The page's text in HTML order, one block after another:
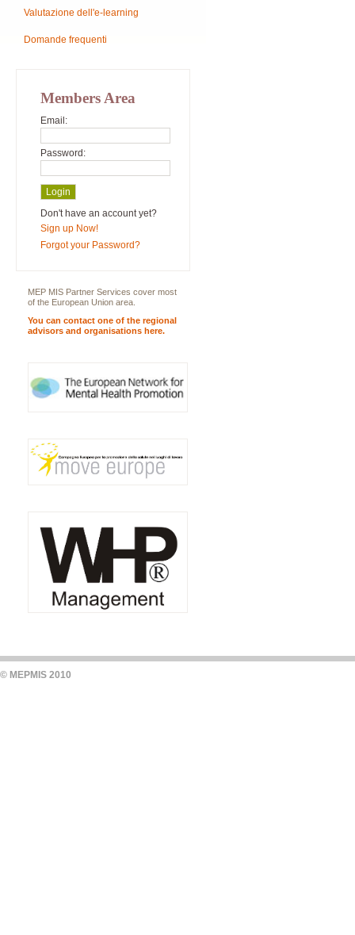
Valutazione dell'e-learning
Domande frequenti
Members Area
Email:
Password:
Don't have an account yet?
Sign up Now!
Forgot your Password?
MEP MIS Partner Services cover most
of the European Union area.
You can contact one of the regional
advisors and organisations here.
© MEPMIS 2010